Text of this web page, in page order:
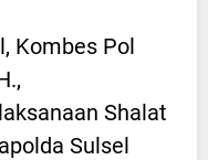
Kombes Pol
Shalat
Sulsel